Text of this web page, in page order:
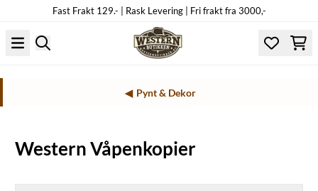
Hopp til innholdFast Frakt 129.- | Rask Levering | Fri frakt fra 3000,-
Pynt & Dekor
Western Våpenkopier